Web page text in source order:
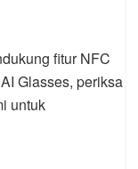
fitur NFC
Glasses, periksa
untuk